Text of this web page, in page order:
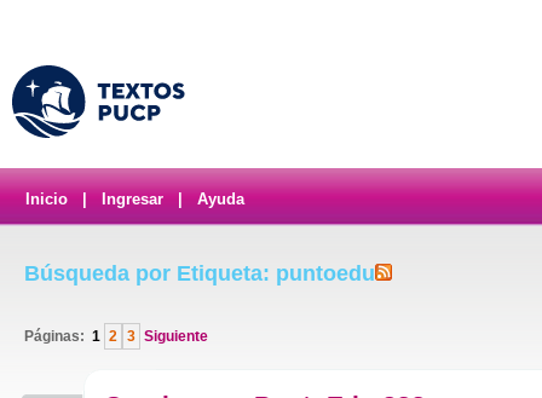
Inicio Ingresar Ayuda
Búsqueda por Etiqueta: puntoedu
Páginas: 1 2 3 Siguiente